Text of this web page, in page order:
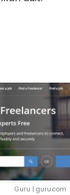
Guru | guru.com